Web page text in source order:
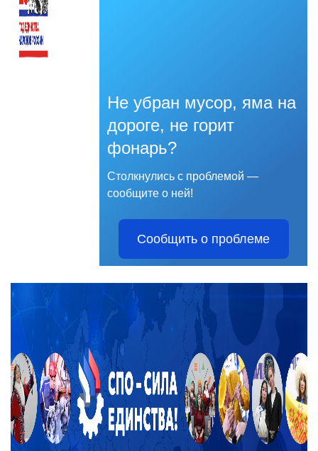
Не убран мусор, яма на
дороге, не горит
фонарь?
Столкнулись с проблемой —
сообщите о ней!
Сообщить о проблеме